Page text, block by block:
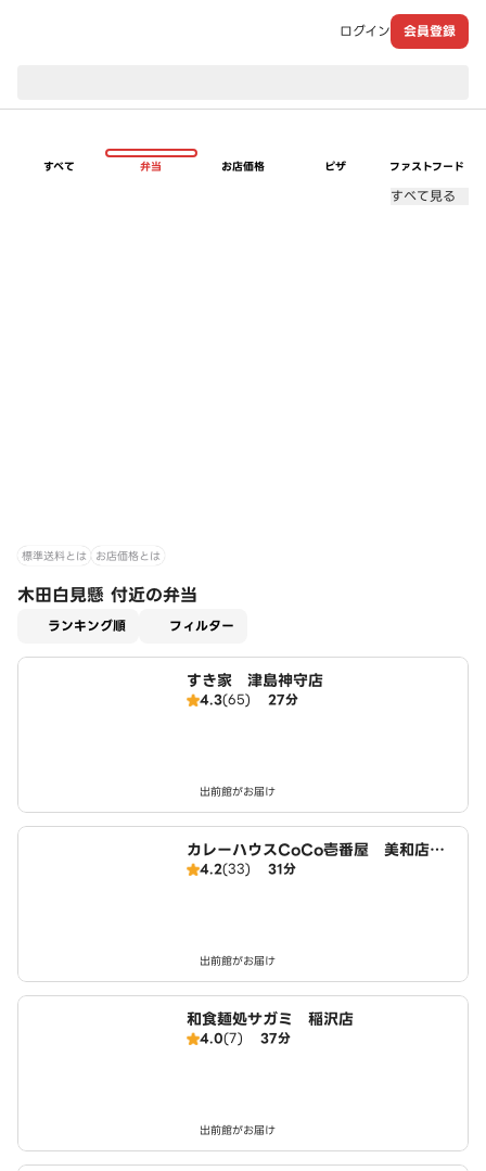
ログイン 会員登録
すべて 弁当 お店価格 ピザ ファストフード
すべて見る
標準送料とは お店価格とは
木田白見懸 付近の弁当
ランキング順 フィルター
すき家 津島神守店
4.3(65) 27分
出前館がお届け
カレーハウスCoCo壱番屋 美和店（S
D）
4.2(33) 31分
出前館がお届け
和食麺処サガミ 稲沢店
4.0(7) 37分
出前館がお届け